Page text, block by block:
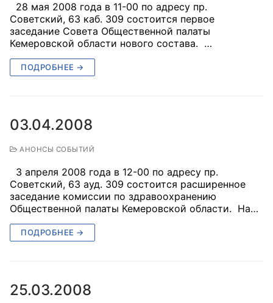
28 мая 2008 года в 11-00 по адресу пр.
Советский, 63 каб. 309 состоится первое
заседание Совета Общественной палаты
Кемеровской области нового состава. …
ПОДРОБНЕЕ →
03.04.2008
АНОНСЫ СОБЫТИЙ
3 апреля 2008 года в 12-00 по адресу пр.
Советский, 63 ауд. 309 состоится расширенное
заседание комиссии по здравоохранению
Общественной палаты Кемеровской области. На…
ПОДРОБНЕЕ →
25.03.2008